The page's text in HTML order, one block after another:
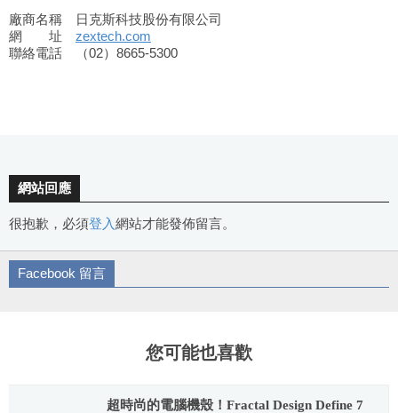
廠商名稱 日克斯科技股份有限公司
網 址 zextech.com
聯絡電話 （02）8665-5300
網站回應
很抱歉，必須登入網站才能發佈留言。
Facebook 留言
您可能也喜歡
超時尚的電腦機殼！Fractal Design Define 7